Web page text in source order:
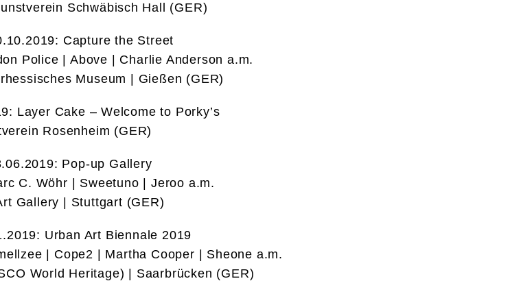
Schwäbisch Hall (GER)
Capture the Street
Police | Above | Charlie Anderson a.m.
Museum | Gießen (GER)
Layer Cake – Welcome to Porky’s
Rosenheim (GER)
Pop-up Gallery
C. Wöhr | Sweetuno | Jeroo a.m.
Gallery | Stuttgart (GER)
Urban Art Biennale 2019
| Cope2 | Martha Cooper | Sheone a.m.
World Heritage) | Saarbrücken (GER)